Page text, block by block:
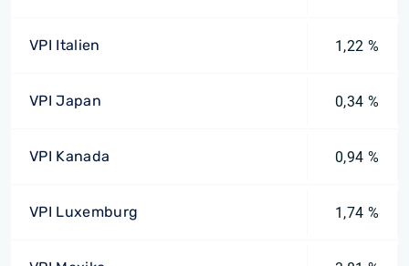
VPI Italien 1,22 %
VPI Japan 0,34 %
VPI Kanada 0,94 %
VPI Luxemburg 1,74 %